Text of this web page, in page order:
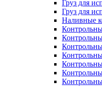
Груз для
Груз для
Наливные